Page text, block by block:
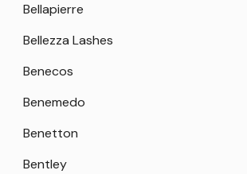
Bellapierre
Bellezza Lashes
Benecos
Benemedo
Benetton
Bentley